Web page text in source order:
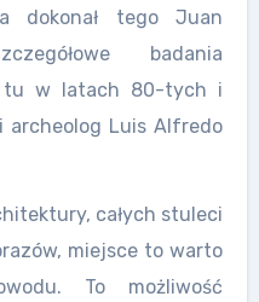
tego Juan
badania
tu w latach 80-tych i
archeolog Luis Alfredo
całych stuleci
miejsce to warto
To możliwość